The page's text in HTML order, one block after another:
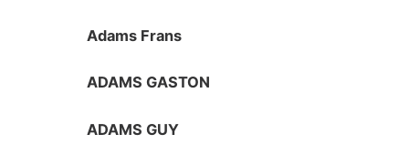
Adams Frans
ADAMS GASTON
ADAMS GUY